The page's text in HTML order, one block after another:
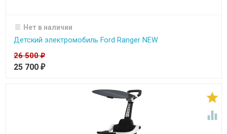
Нет в наличии
Детский электромобиль Ford Ranger NEW
26 500₽
25 700 ₽

